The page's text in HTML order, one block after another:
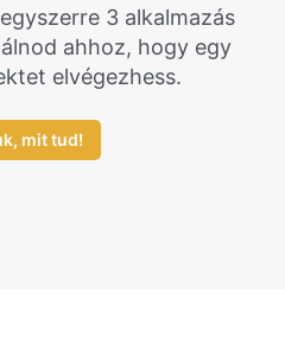
3 alkalmazás
ahhoz, hogy egy
elvégezhess.
mit tud!